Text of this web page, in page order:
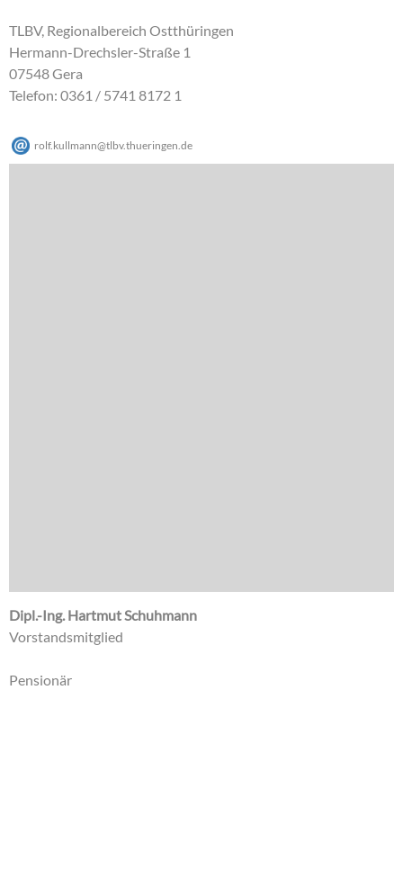
TLBV, Regionalbereich Ostthüringen
Hermann-Drechsler-Straße 1
07548 Gera
Telefon: 0361 / 5741 8172 1
rolf.kullmann@tlbv.thueringen.de
Dipl.-Ing. Hartmut Schuhmann
Vorstandsmitglied
Pensionär